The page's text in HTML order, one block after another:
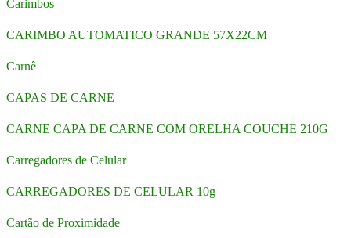
Carimbos
CARIMBO AUTOMATICO GRANDE 57X22CM
Carnê
CAPAS DE CARNE
CARNE CAPA DE CARNE COM ORELHA COUCHE 210G
Carregadores de Celular
CARREGADORES DE CELULAR 10g
Cartão de Proximidade